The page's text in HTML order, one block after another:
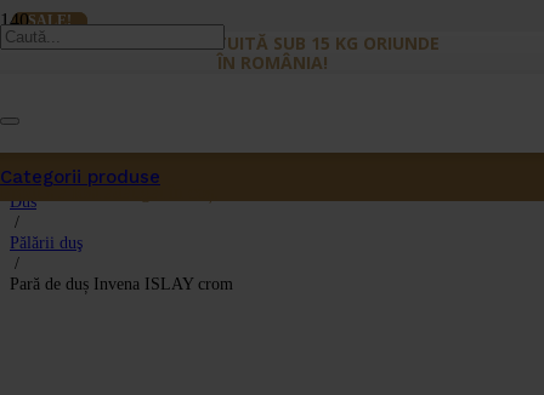
LIVRARE GRATUITĂ SUB 15 KG ORIUNDE
ÎN ROMÂNIA!
Produsa fost adăugat în coș.
Categorii produse
/
Dus
/
Pălării duş
/
Pară de duș Invena ISLAY crom
SALE!
SALE!